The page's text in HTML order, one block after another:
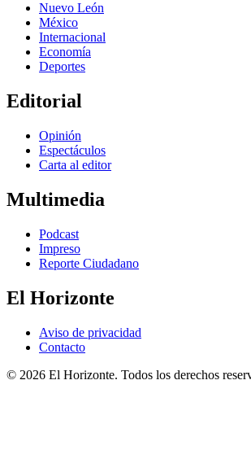
Nuevo León
México
Internacional
Economía
Deportes
Editorial
Opinión
Espectáculos
Carta al editor
Multimedia
Podcast
Impreso
Reporte Ciudadano
El Horizonte
Aviso de privacidad
Contacto
© 2026 El Horizonte. Todos los derechos